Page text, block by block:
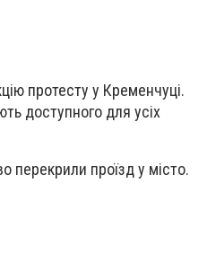
протесту у Кременчуці.
доступного для усіх
перекрили проїзд у місто.